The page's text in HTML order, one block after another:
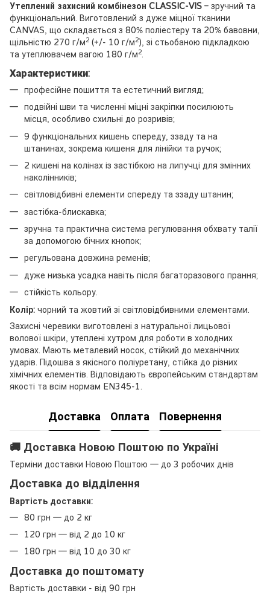
Утеплений захисний комбінезон CLASSIC-VIS – зручний та
функціональний. Виготовлений з дуже міцної тканини
CANVAS, що складається з 80% поліестеру та 20% бавовни,
щільністю 270 г/м2 (+/- 10 г/м2), зі стьобаною підкладкою
та утеплювачем вагою 180 г/м2.
Характеристики:
професійне пошиття та естетичний вигляд;
подвійні шви та численні міцні закріпки посилюють
місця, особливо схильні до розривів;
9 функціональних кишень спереду, ззаду та на
штанинах, зокрема кишеня для лінійки та ручок;
2 кишені на колінах із застібкою на липучці для змінних
наколінників;
світловідбивні елементи спереду та ззаду штанин;
застібка-блискавка;
зручна та практична система регулювання обхвату талії
за допомогою бічних кнопок;
регульована довжина ременів;
дуже низька усадка навіть після багаторазового прання;
стійкість кольору.
Колір: чорний та жовтий зі світловідбивними елементами.
Захисні черевики виготовлені з натуральної лицьової
волової шкіри, утеплені хутром для роботи в холодних
умовах. Мають металевий носок, стійкий до механічних
ударів. Підошва з якісного поліуретану, стійка до різних
хімічних елементів. Відповідають європейським стандартам
якості та всім нормам EN345-1.
Доставка Оплата Повернення
🚚 Доставка Новою Поштою по Україні
Терміни доставки Новою Поштою — до 3 робочих днів
Доставка до відділення
Вартість доставки:
80 грн — до 2 кг
120 грн — від 2 до 10 кг
180 грн — від 10 до 30 кг
Доставка до поштомату
Вартість доставки - від 90 грн